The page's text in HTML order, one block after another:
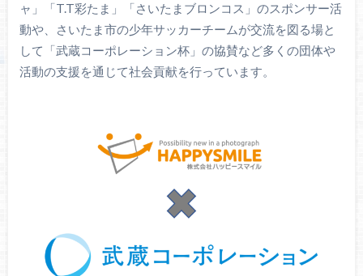
ャ」「T.T彩たま」「さいたまブロンコス」のスポンサー活
動や、さいたま市の少年サッカーチームが交流を図る場と
して「武蔵コーポレーション杯」の協賛など多くの団体や
活動の支援を通じて社会貢献を行っています。